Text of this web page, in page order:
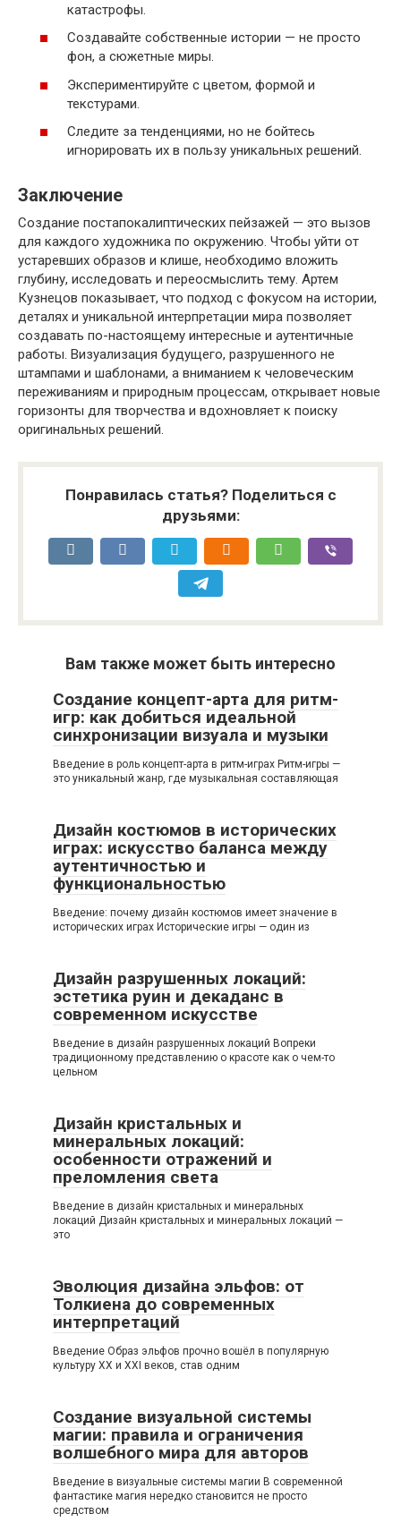
катастрофы.
Создавайте собственные истории — не просто
фон, а сюжетные миры.
Экспериментируйте с цветом, формой и
текстурами.
Следите за тенденциями, но не бойтесь
игнорировать их в пользу уникальных решений.
Заключение
Создание постапокалиптических пейзажей — это вызов
для каждого художника по окружению. Чтобы уйти от
устаревших образов и клише, необходимо вложить
глубину, исследовать и переосмыслить тему. Артем
Кузнецов показывает, что подход с фокусом на истории,
деталях и уникальной интерпретации мира позволяет
создавать по-настоящему интересные и аутентичные
работы. Визуализация будущего, разрушенного не
штампами и шаблонами, а вниманием к человеческим
переживаниям и природным процессам, открывает новые
горизонты для творчества и вдохновляет к поиску
оригинальных решений.
Понравилась статья? Поделиться с
друзьями:
Вам также может быть интересно
Создание концепт-арта для ритм-
игр: как добиться идеальной
синхронизации визуала и музыки
Введение в роль концепт-арта в ритм-играх Ритм-игры —
это уникальный жанр, где музыкальная составляющая
Дизайн костюмов в исторических
играх: искусство баланса между
аутентичностью и
функциональностью
Введение: почему дизайн костюмов имеет значение в
исторических играх Исторические игры — один из
Дизайн разрушенных локаций:
эстетика руин и декаданс в
современном искусстве
Введение в дизайн разрушенных локаций Вопреки
традиционному представлению о красоте как о чем-то
цельном
Дизайн кристальных и
минеральных локаций:
особенности отражений и
преломления света
Введение в дизайн кристальных и минеральных
локаций Дизайн кристальных и минеральных локаций —
это
Эволюция дизайна эльфов: от
Толкиена до современных
интерпретаций
Введение Образ эльфов прочно вошёл в популярную
культуру XX и XXI веков, став одним
Создание визуальной системы
магии: правила и ограничения
волшебного мира для авторов
Введение в визуальные системы магии В современной
фантастике магия нередко становится не просто
средством